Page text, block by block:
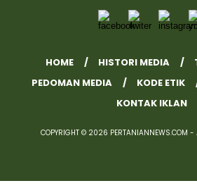
HOME HISTORI MEDIA
PEDOMAN MEDIA
KODE ETIK
KONTAK IKLAN
COPYRIGHT © 2026 PERTANIANNEWS.COM -